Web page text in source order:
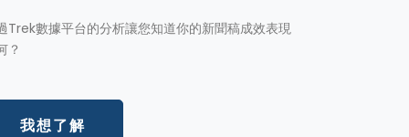
Trek數據平台的分析讓您知道你的新聞稿成效表現
？
我想了解